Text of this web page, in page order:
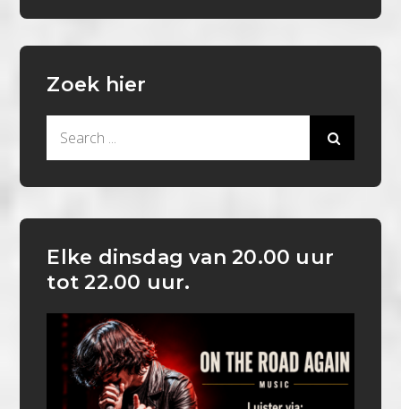
Zoek hier
Elke dinsdag van 20.00 uur
tot 22.00 uur.